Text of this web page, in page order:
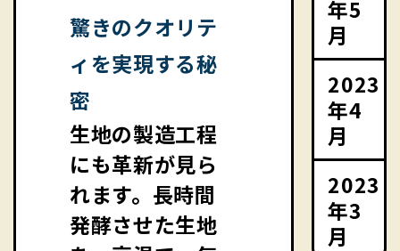
驚きのクオリテ
ィを実現する秘
密
生地の製造工程
にも革新が見ら
れます。長時間
発酵させた生地
年5
月
2023
年4
月
2023
年3
月